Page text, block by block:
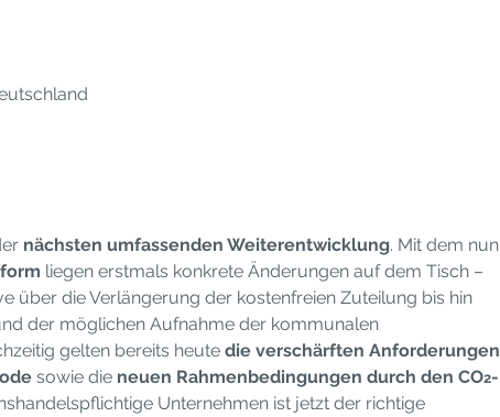
nächsten umfassenden Weiterentwicklung. Mit dem nun
liegen erstmals konkrete Änderungen auf dem Tisch –
über die Verlängerung der kostenfreien Zuteilung bis hin
der möglichen Aufnahme der kommunalen
gelten bereits heute die verschärften Anforderungen
sowie die neuen Rahmenbedingungen durch den CO2-
Unternehmen ist jetzt der richtige